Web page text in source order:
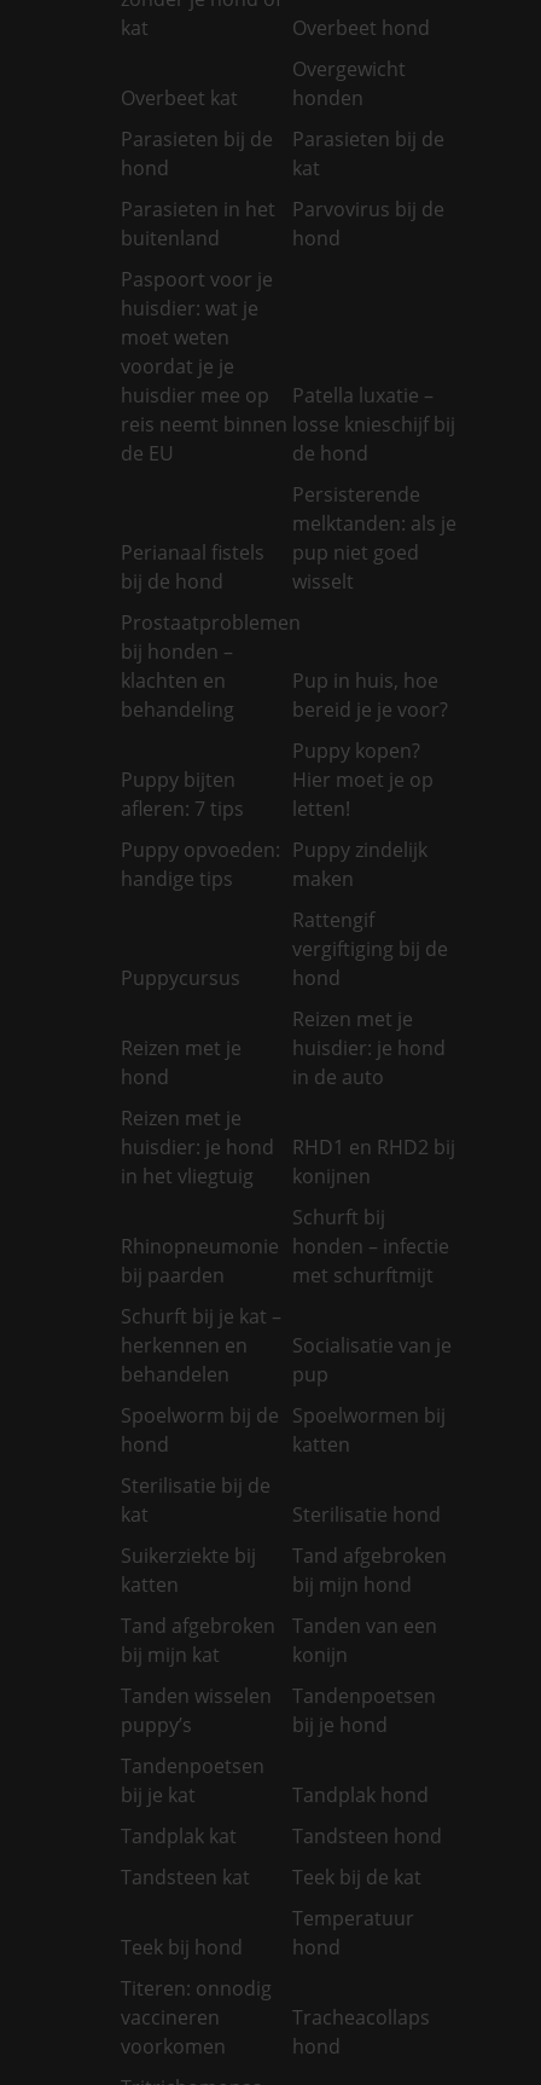
kat
Overbeet hond
Overbeet kat
Overgewicht
honden
Parasieten bij de
hond
Parasieten bij de
kat
Parasieten in het
buitenland
Parvovirus bij de
hond
Paspoort voor je
huisdier: wat je
moet weten
voordat je je
huisdier mee op
reis neemt binnen
de EU
Patella luxatie –
losse knieschijf bij
de hond
Perianaal fistels
bij de hond
Persisterende
melktanden: als je
pup niet goed
wisselt
Prostaatproblemen
bij honden –
klachten en
behandeling
Pup in huis, hoe
bereid je je voor?
Puppy bijten
afleren: 7 tips
Puppy kopen?
Hier moet je op
letten!
Puppy opvoeden:
handige tips
Puppy zindelijk
maken
Puppycursus
Rattengif
vergiftiging bij de
hond
Reizen met je
hond
Reizen met je
huisdier: je hond
in de auto
Reizen met je
huisdier: je hond
in het vliegtuig
RHD1 en RHD2 bij
konijnen
Rhinopneumonie
bij paarden
Schurft bij
honden – infectie
met schurftmijt
Schurft bij je kat –
herkennen en
behandelen
Socialisatie van je
pup
Spoelworm bij de
hond
Spoelwormen bij
katten
Sterilisatie bij de
kat
Sterilisatie hond
Suikerziekte bij
katten
Tand afgebroken
bij mijn hond
Tand afgebroken
bij mijn kat
Tanden van een
konijn
Tanden wisselen
puppy’s
Tandenpoetsen
bij je hond
Tandenpoetsen
bij je kat
Tandplak hond
Tandplak kat
Tandsteen hond
Tandsteen kat
Teek bij de kat
Teek bij hond
Temperatuur
hond
Titeren: onnodig
vaccineren
voorkomen
Tracheacollaps
hond